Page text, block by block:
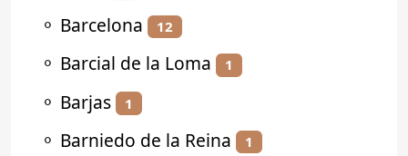
⚬ Barcelona 12
⚬ Barcial de la Loma 1
⚬ Barjas 1
⚬ Barniedo de la Reina 1